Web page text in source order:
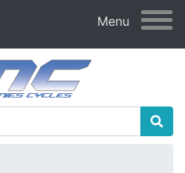
Menu